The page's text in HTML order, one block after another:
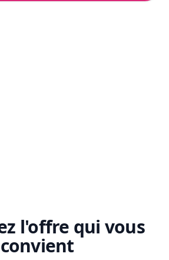
l'offre qui vous
convient